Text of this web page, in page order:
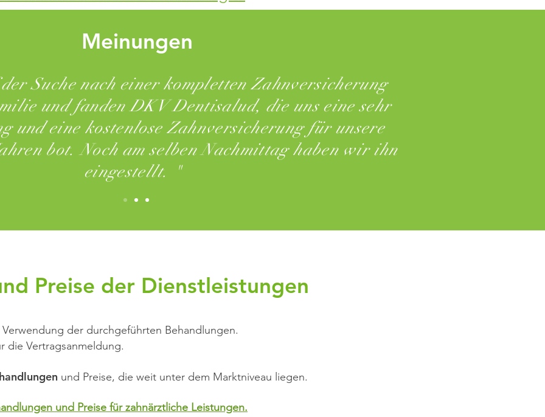
Meinungen
Suche nach einer kompletten Zahnversicherung
und fanden DKV Dentisalud, die uns eine sehr
und eine kostenlose Zahnversicherung für unsere
bot. Noch am selben Nachmittag haben wir ihn
eingestellt. "
Preise der Dienstleistungen
der durchgeführten Behandlungen.
die Vertragsanmeldung.
und Preise, die weit unter dem Marktniveau liegen.
und Preise für zahnärztliche Leistungen.